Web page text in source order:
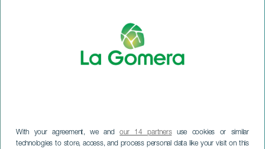
With your agreement, we andour 14 partnersuse cookies or similar
technologies to store, access, and process personal data like your visit on this